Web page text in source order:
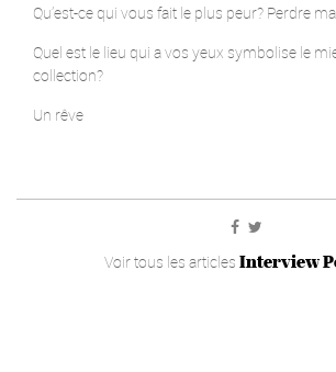
Qu’est-ce qui vous fait le plus peur? Perdre
Quel est le lieu qui a vos yeux symbolise le
collection?
Un rêve
Voir tous les articles Interview